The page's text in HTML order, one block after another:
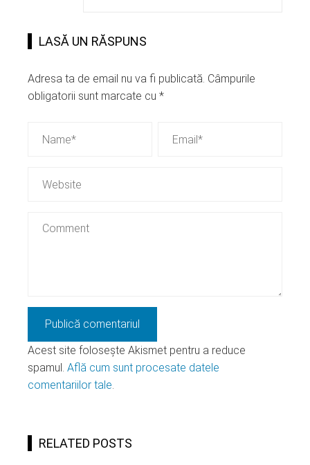
LASĂ UN RĂSPUNS
Adresa ta de email nu va fi publicată. Câmpurile
obligatorii sunt marcate cu *
Acest site folosește Akismet pentru a reduce
spamul. Află cum sunt procesate datele
comentariilor tale.
RELATED POSTS